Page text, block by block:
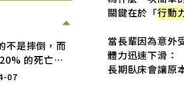
關鍵在於「行動
當長輩因為意外
體力迅速下滑：
長期臥床會讓原
不是摔倒，而
的死亡
族意外，從
07